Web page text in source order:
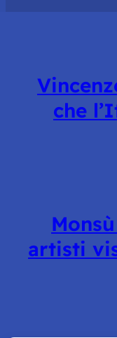
che
artisti